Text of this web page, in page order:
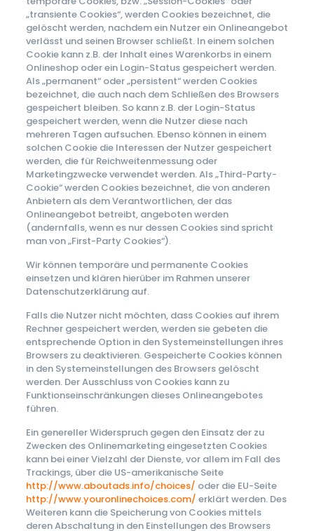
„transiente Cookies“, werden Cookies bezeichnet, die
gelöscht werden, nachdem ein Nutzer ein Onlineangebot
verlässt und seinen Browser schließt. In einem solchen
Cookie kann z.B. der Inhalt eines Warenkorbs in einem
Onlineshop oder ein Login-Status gespeichert werden.
Als „permanent“ oder „persistent“ werden Cookies
bezeichnet, die auch nach dem Schließen des Browsers
gespeichert bleiben. So kann z.B. der Login-Status
gespeichert werden, wenn die Nutzer diese nach
mehreren Tagen aufsuchen. Ebenso können in einem
solchen Cookie die Interessen der Nutzer gespeichert
werden, die für Reichweitenmessung oder
Marketingzwecke verwendet werden. Als „Third-Party-
Cookie“ werden Cookies bezeichnet, die von anderen
Anbietern als dem Verantwortlichen, der das
Onlineangebot betreibt, angeboten werden
(andernfalls, wenn es nur dessen Cookies sind spricht
man von „First-Party Cookies“).
Wir können temporäre und permanente Cookies
einsetzen und klären hierüber im Rahmen unserer
Datenschutzerklärung auf.
Falls die Nutzer nicht möchten, dass Cookies auf ihrem
Rechner gespeichert werden, werden sie gebeten die
entsprechende Option in den Systemeinstellungen ihres
Browsers zu deaktivieren. Gespeicherte Cookies können
in den Systemeinstellungen des Browsers gelöscht
werden. Der Ausschluss von Cookies kann zu
Funktionseinschränkungen dieses Onlineangebotes
führen.
Ein genereller Widerspruch gegen den Einsatz der zu
Zwecken des Onlinemarketing eingesetzten Cookies
kann bei einer Vielzahl der Dienste, vor allem im Fall des
Trackings, über die US-amerikanische Seite
http://www.aboutads.info/choices/ oder die EU-Seite
http://www.youronlinechoices.com/ erklärt werden. Des
Weiteren kann die Speicherung von Cookies mittels
deren Abschaltung in den Einstellungen des Browsers